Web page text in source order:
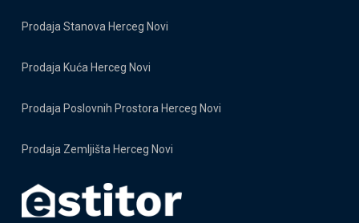
Prodaja Stanova Herceg Novi
Prodaja Kuća Herceg Novi
Prodaja Poslovnih Prostora Herceg Novi
Prodaja Zemljišta Herceg Novi